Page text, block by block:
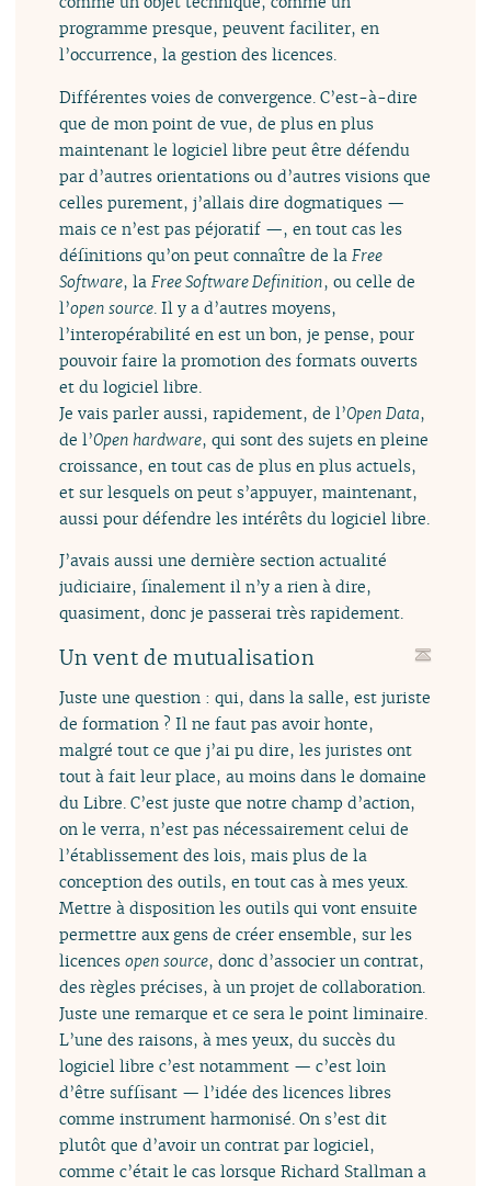
programme presque, peuvent faciliter, en
l’occurrence, la gestion des licences.
Différentes voies de convergence. C’est-à-dire
que de mon point de vue, de plus en plus
maintenant le logiciel libre peut être défendu
par d’autres orientations ou d’autres visions que
celles purement, j’allais dire dogmatiques —
mais ce n’est pas péjoratif —, en tout cas les
définitions qu’on peut connaître de la Free
Software, la Free Software Definition, ou celle de
l’open source . Il y a d’autres moyens,
l’interopérabilité en est un bon, je pense, pour
pouvoir faire la promotion des formats ouverts
et du logiciel libre.
Je vais parler aussi, rapidement, de l’Open Data,
de l’Open hardware, qui sont des sujets en pleine
croissance, en tout cas de plus en plus actuels,
et sur lesquels on peut s’appuyer, maintenant,
aussi pour défendre les intérêts du logiciel libre.
J’avais aussi une dernière section actualité
judiciaire, finalement il n’y a rien à dire,
quasiment, donc je passerai très rapidement.
Un vent de mutualisation
Juste une question : qui, dans la salle, est juriste
de formation ? Il ne faut pas avoir honte,
malgré tout ce que j’ai pu dire, les juristes ont
tout à fait leur place, au moins dans le domaine
du Libre. C’est juste que notre champ d’action,
on le verra, n’est pas nécessairement celui de
l’établissement des lois, mais plus de la
conception des outils, en tout cas à mes yeux.
Mettre à disposition les outils qui vont ensuite
permettre aux gens de créer ensemble, sur les
licencesopen source, donc d’associer un contrat,
des règles précises, à un projet de collaboration.
Juste une remarque et ce sera le point liminaire.
L’une des raisons, à mes yeux, du succès du
logiciel libre c’est notamment — c’est loin
d’être suffisant — l’idée des licences libres
comme instrument harmonisé. On s’est dit
plutôt que d’avoir un contrat par logiciel,
comme c’était le cas lorsque Richard Stallman a